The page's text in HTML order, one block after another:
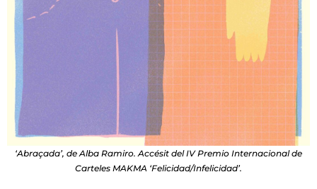
‘Abraçada’, de Alba Ramiro. Accésit del IV Premio Internacional de
Carteles MAKMA ‘Felicidad/Infelicidad’.